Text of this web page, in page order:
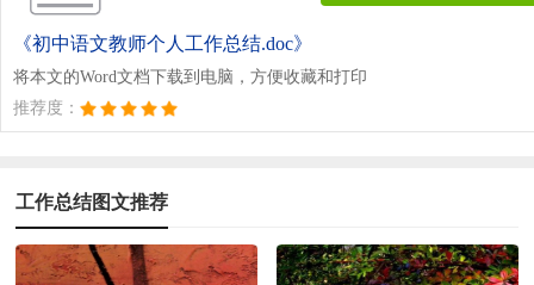
《初中语文教师个人工作总结.doc》
将本文的Word文档下载到电脑，方便收藏和打印
推荐度：
工作总结图文推荐